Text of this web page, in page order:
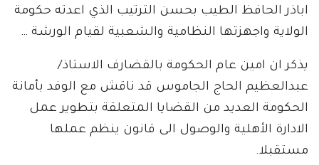
اباذر الحافظ الطيب بحسن الترتيب الذي اعدته حكومة
الولاية واجهزتها النظامية والشعبية لقيام الورشة …
يذكر ان امين عام الحكومة بالقضارف الاستاذ/
عبدالعظيم الحاج الجاموس قد ناقش مع الوفد بأمانة
الحكومة العديد من القضايا المتعلقة بتطوير عمل
الادارة الأهلية والوصول الى قانون ينظم عملها
مستقبلا.